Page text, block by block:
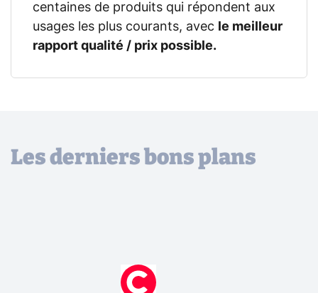
centaines de produits qui répondent aux
usages les plus courants, avec
le meilleur
rapport qualité / prix possible.
Les derniers bons plans